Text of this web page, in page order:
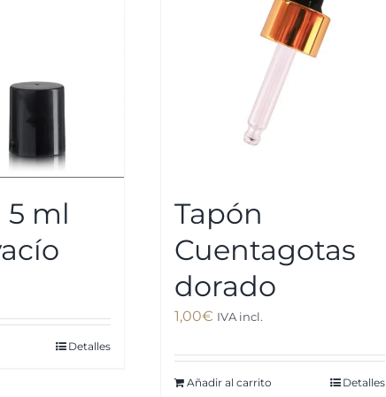
5 ml
Detalles
Tapón
Cuentagotas
dorado
1,00€ IVA incl.
Añadir al carrito Detalles